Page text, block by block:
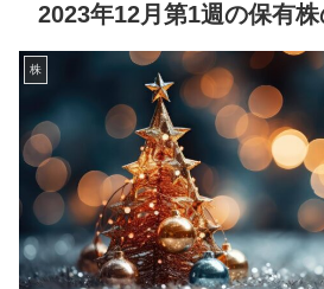
2023年12月第1週の保有
株